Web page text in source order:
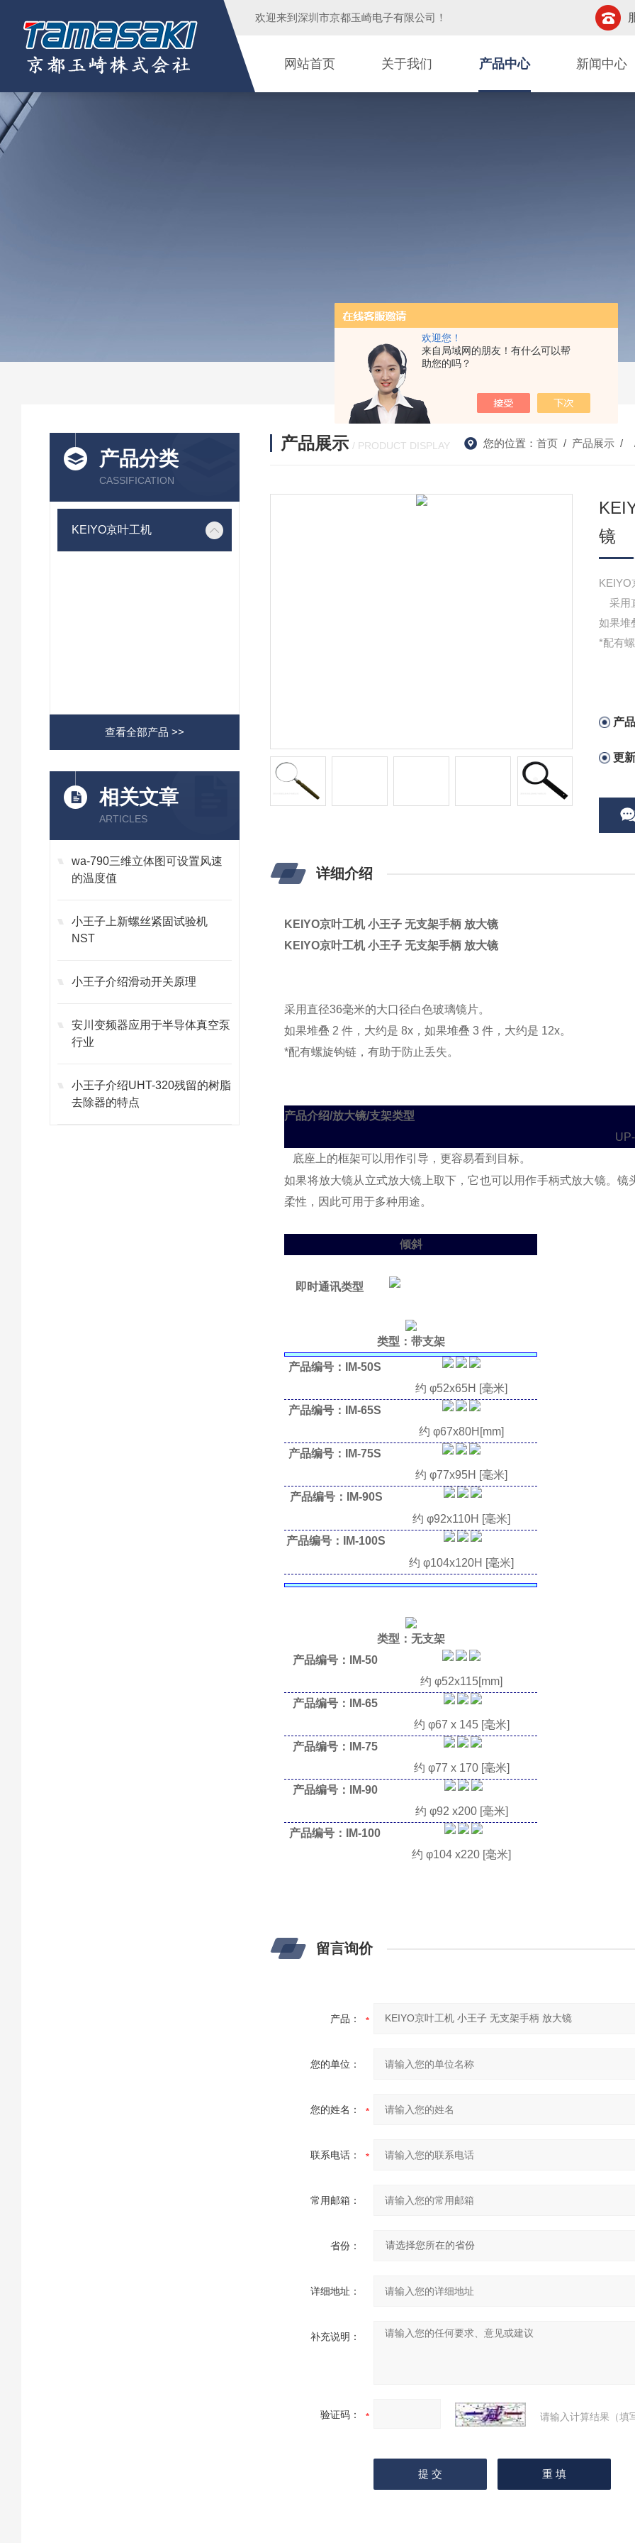
欢迎您！
来自局域网的朋友！有什么可以帮
助您的吗？
欢迎来到 深圳市京都玉崎电子有限公司 ！
网站首页 关于我们 产品中心 新闻中心
产品分类
CASSIFICATION
KEIYO京叶工机
查看全部产品 >>
相关文章
ARTICLES
wa-790三维立体图可设置风速
的温度值
小王子上新螺丝紧固试验机
NST
小王子介绍滑动开关原理
安川变频器应用于半导体真空泵
行业
小王子介绍UHT-320残留的树脂
去除器的特点
产品展示 / PRODUCT DISPLAY 您的位置： 首页/ 产品展示/
镜
KEIYO
采用
如果堆
*配有
产
更
详细介绍
KEIYO京叶工机 小王子 无支架手柄 放大镜
KEIYO京叶工机 小王子 无支架手柄 放大镜
采用直径36毫米的大口径白色玻璃镜片。
如果堆叠 2 件，大约是 8x，如果堆叠 3 件，大约是 12x。
*配有螺旋钩链，有助于防止丢失。
产品介绍/放大镜/支架类型
底座上的框架可以用作引导，更容易看到目标。
如果将放大镜从立式放大镜上取下，它也可以用作手柄式放大镜。镜
柔性，因此可用于多种用途。
倾斜
即时通讯类型
类型：带支架
产品编号：IM-50S
约 φ52x65H [毫米]
产品编号：IM-65S
约 φ67x80H[mm]
产品编号：IM-75S
约 φ77x95H [毫米]
产品编号：IM-90S
约 φ92x110H [毫米]
产品编号：IM-100S
约 φ104x120H [毫米]
类型：无支架
产品编号：IM-50
约 φ52x115[mm]
产品编号：IM-65
约 φ67 x 145[毫米]
产品编号：IM-75
约 φ77 x 170[毫米]
产品编号：IM-90
约 φ92 x200[毫米]
产品编号：IM-100
约 φ104x220 [毫米]
留言询价
产品：
您的单位：
您的姓名：
联系电话：
常用邮箱：
省份：
详细地址：
补充说明：
验证码： 请输入计算结果（填